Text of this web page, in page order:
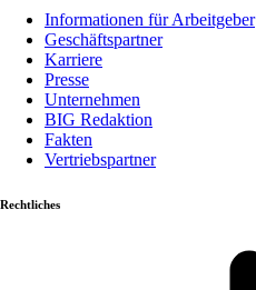
Informationen für Arbeitgeber
Geschäftspartner
Karriere
Presse
Unternehmen
BIG Redaktion
Fakten
Vertriebspartner
Rechtliches